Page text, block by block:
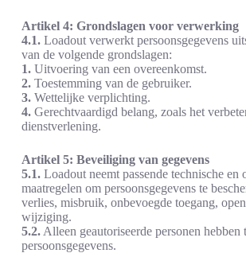
Artikel 4: Grondslagen voor verwerking
4.1.Loadout verwerkt persoonsgegevens
van de volgende grondslagen:
1.Uitvoering van een overeenkomst.
2.Toestemming van de gebruiker.
3.Wettelijke verplichting.
4.Gerechtvaardigd belang, zoals het
dienstverlening.
Artikel 5: Beveiliging van gegevens
5.1.Loadout neemt passende technische en
maatregelen om persoonsgegevens te
verlies, misbruik, onbevoegde toegang,
wijziging.
5.2.Alleen geautoriseerde personen hebben
persoonsgegevens.